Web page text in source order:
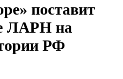
поставит
ЛАРН на
РФ